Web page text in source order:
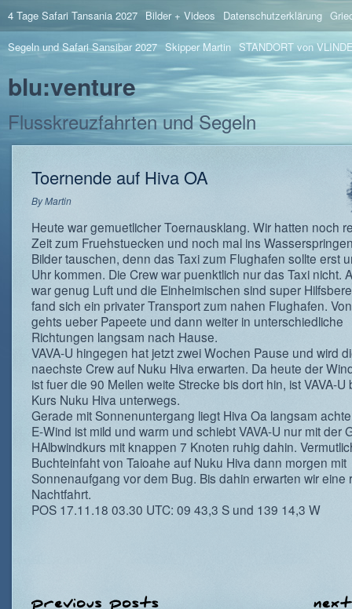
4 Tage Safari Tansania 2027 Bilder + Videos Datenschutzerklärung
Segeln und Safari Sansibar 2027 Skipper Martin STANDORT von
blu:venture
Flusskreuzfahrten und Segeln
Toernende auf Hiva OA
ByMartin
Heute war gemuetlicher Toernausklang. Wir hatten noch
Zeit zum Fruehstuecken und noch mal ins
Bilder tauschen, denn das Taxi zum Flughafen sollte erst
Uhr kommen. Die Crew war puenktlich nur das Taxi nicht.
war genug Luft und die Einheimischen sind super
fand sich ein privater Transport zum nahen Flughafen.
gehts ueber Papeete und dann weiter in unterschiedliche
Richtungen langsam nach Hause.
VAVA-U hingegen hat jetzt zwei Wochen Pause und wird
naechste Crew auf Nuku Hiva erwarten. Da heute der
ist fuer die 90 Meilen weite Strecke bis dort hin, ist VAVA-U
Kurs Nuku Hiva unterwegs.
Gerade mit Sonnenuntergang liegt Hiva Oa langsam
E-Wind ist mild und warm und schiebt VAVA-U nur mit der
HAlbwindkurs mit knappen 7 Knoten ruhig dahin.
Buchteinfaht von Taioahe auf Nuku Hiva dann morgen mit
Sonnenaufgang vor dem Bug. Bis dahin erwarten wir eine
Nachtfahrt.
POS 17.11.18 03.30 UTC: 09 43,3 S und 139 14,3 W